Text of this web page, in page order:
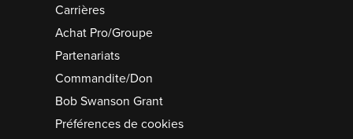
Carrières
Achat Pro/Groupe
Partenariats
Commandite/Don
Bob Swanson Grant
Préférences de cookies